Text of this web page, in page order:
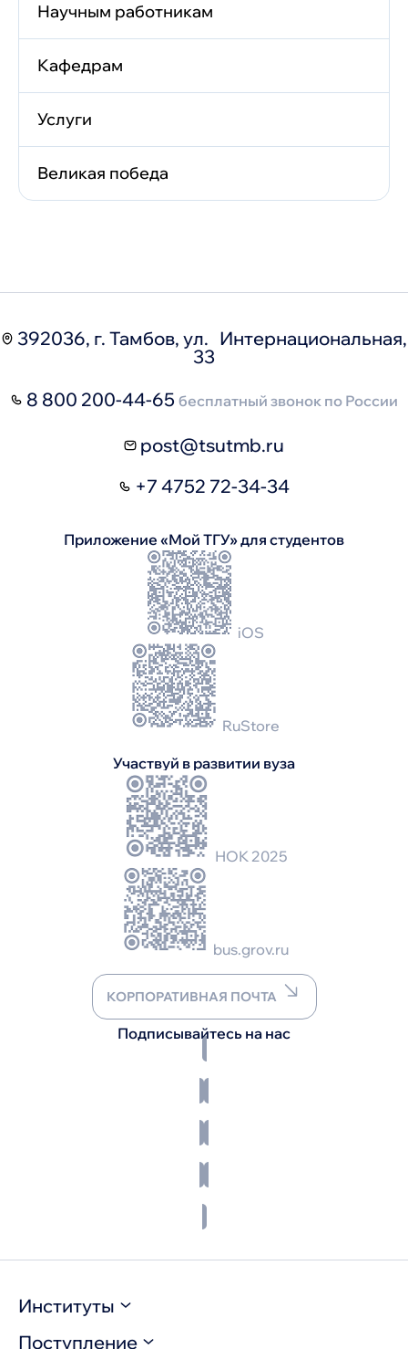
Научным работникам
Кафедрам
Услуги
Великая победа
392036, г. Тамбов, ул. Интернациональная,
33
8 800 200-44-65 бесплатный звонок по России
post@tsutmb.ru
+7 4752 72-34-34
Приложение «Мой ТГУ» для студентов
iOS
RuStore
Участвуй в развитии вуза
НОК 2025
bus.grov.ru
КОРПОРАТИВНАЯ ПОЧТА
Подписывайтесь на нас
Институты
Инженерно-технический институт
Поступление